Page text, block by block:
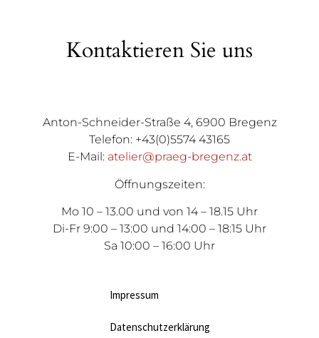
Kontaktieren Sie uns
Anton-Schneider-Straße 4, 6900 Bregenz
Telefon: +43(0)5574 43165
E-Mail: atelier@praeg-bregenz.at
Öffnungszeiten:
Mo 10 – 13.00 und von 14 – 18.15 Uhr
Di-Fr 9:00 – 13:00 und 14:00 – 18:15 Uhr
Sa 10:00 – 16:00 Uhr
Impressum
Datenschutzerklärung